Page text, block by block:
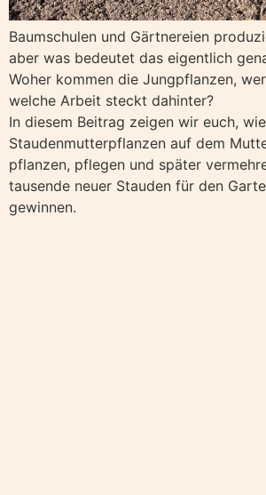
Baumschulen und Gärtnereien
aber was bedeutet das eigentlich
Woher kommen die Jungpflanzen,
welche Arbeit steckt dahinter?
In diesem Beitrag zeigen wir euch,
Staudenmutterpflanzen auf dem
pflanzen, pflegen und später
tausende neuer Stauden für den
gewinnen.